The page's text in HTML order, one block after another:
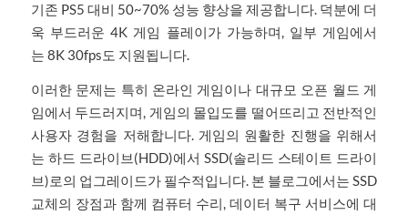
기존 PS5 대비 50~70% 성능 향상을 제공합니다. 덕분에 더
욱 부드러운 4K 게임 플레이가 가능하며, 일부 게임에서
는 8K 30fps도 지원됩니다.
이러한 문제는 특히 온라인 게임이나 대규모 오픈 월드 게
임에서 두드러지며, 게임의 몰입도를 떨어뜨리고 전반적인
사용자 경험을 저해합니다. 게임의 원활한 진행을 위해서
는 하드 드라이브(HDD)에서 SSD(솔리드 스테이트 드라이
브)로의 업그레이드가 필수적입니다. 본 블로그에서는 SSD
교체의 장점과 함께 컴퓨터 수리, 데이터 복구 서비스에 대